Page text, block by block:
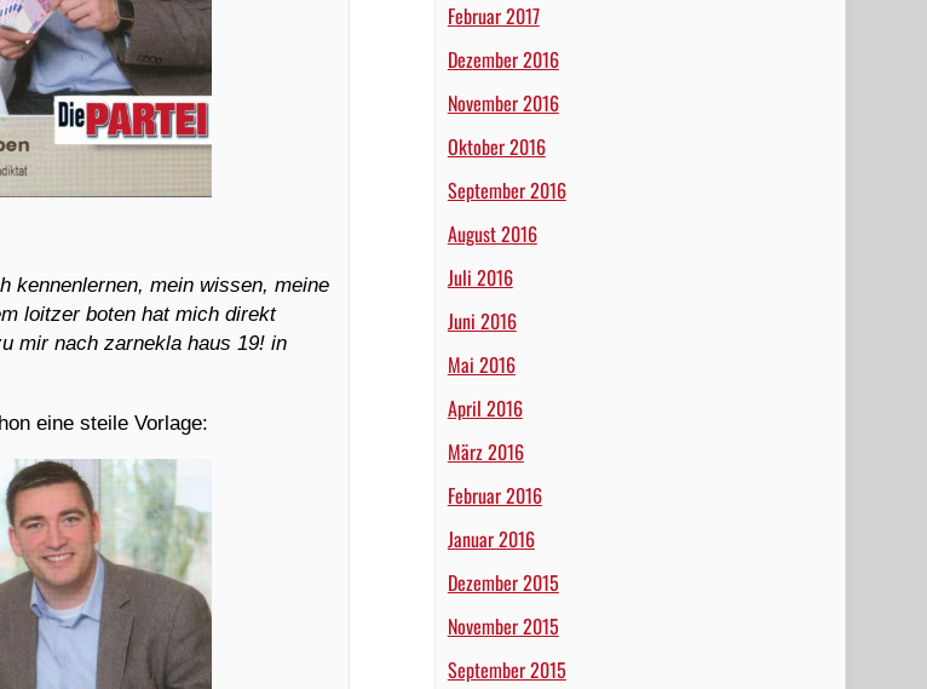
Februar 2017
Dezember 2016
November 2016
Oktober 2016
September 2016
August 2016
Juli 2016
Juni 2016
Mai 2016
April 2016
März 2016
Februar 2016
Januar 2016
Dezember 2015
November 2015
September 2015
kennenlernen, mein wissen, meine
loitzer boten hat mich direkt
mir nach zarnekla haus 19! in
eine steile Vorlage: